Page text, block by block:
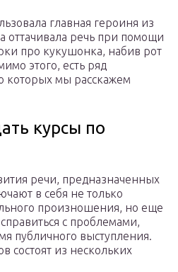
главная героиня из
оттачивала речь при помощи
про кукушонка, набив рот
этого, есть ряд
которых мы расскажем
курсы по
речи, предназначенных
в себя не только
произношения, но еще
с проблемами,
публичного выступления.
состоят из нескольких